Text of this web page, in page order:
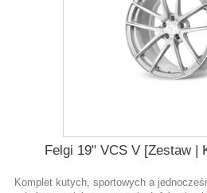
Felgi 19" VCS V [Zestaw |
Komplet kutych, sportowych a